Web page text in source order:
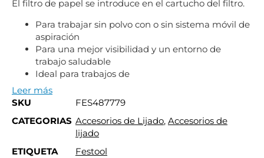
El filtro de papel se introduce en el cartucho del filtro.
Para trabajar sin polvo con o sin sistema móvil de
aspiración
Para una mejor visibilidad y un entorno de
trabajo saludable
Ideal para trabajos de
Leer más
SKU
FES487779
CATEGORIAS Accesorios de Lijado, Accesorios de
lijado
ETIQUETA
Festool